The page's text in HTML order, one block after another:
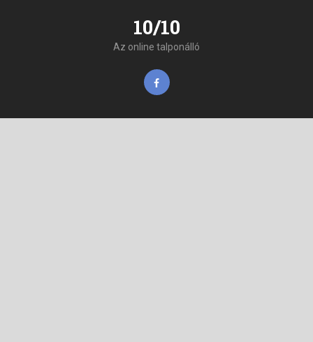
10/10
Az online talponálló